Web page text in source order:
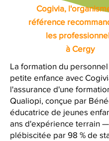
Cogivia,
référence
les
à Cergy
La formation du
petite enfance avec
l'assurance d'une
Qualiopi, conçue par
éducatrice de jeunes
ans d'expérience terrain
plébiscitée par 98 % de